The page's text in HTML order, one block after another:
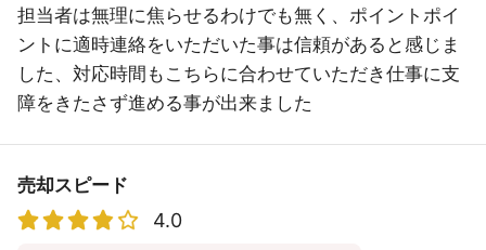
担当者は無理に焦らせるわけでも無く、ポイントポイ
ントに適時連絡をいただいた事は信頼があると感じま
した、対応時間もこちらに合わせていただき仕事に支
障をきたさず進める事が出来ました
売却スピード
4.0